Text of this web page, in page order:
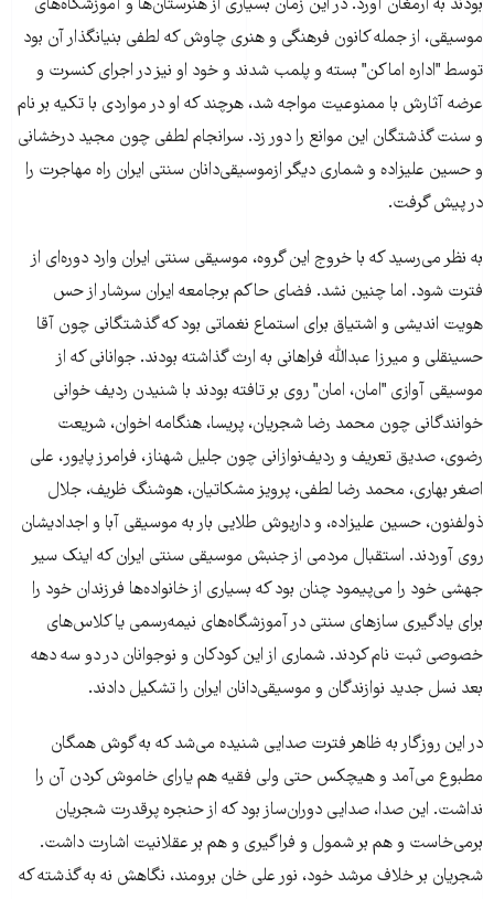
بودند به ارمغان آورد. در این زمان بسیاری از هنرستان‌ها و آموزشگاه‌های
موسیقی، از جمله کانون فرهنگی و هنری چاوش که لطفی بنیانگذار آن بود
توسط "اداره اماکن" بسته و پلمب شدند و خود او نیز در اجرای کنسرت و
عرضه آثارش با ممنوعیت مواجه شد، هرچند که او در مواردی با تکیه بر نام
و سنت گذشتگان این موانع را دور زد. سرانجام لطفی چون مجید درخشانی
و حسین علیزاده و شماری دیگر ازموسیقی‌دانان سنتی ایران راه مهاجرت را
در پیش گرفت.
به نظر می‌رسید که با خروج این گروه، موسیقی سنتی ایران وارد دوره‌ای از
فترت شود. اما چنین نشد. فضای حاکم برجامعه ایران سرشار از حس
هویت اندیشی و اشتیاق برای استماع نغماتی بود که گذشتگانی چون آقا
حسینقلی و میرزا عبدالله فراهانی به ارث گذاشته بودند. جوانانی که از
موسیقی آوازی "امان، امان" روی بر تافته بودند با شنیدن ردیف خوانی
خوانندگانی چون محمد رضا شجریان، پریسا، هنگامه اخوان، شریعت
رضوی، صدیق تعریف و ردیف‌نوازانی چون جلیل شهناز، فرامرز پایور، علی
اصغر بهاری، محمد رضا لطفی، پرویز مشکاتیان، هوشنگ ظریف، جلال
ذولفنون، حسین علیزاده، و داریوش طلایی بار به موسیقی آبا و اجدادیشان
روی آوردند. استقبال مردمی از جنبش موسیقی سنتی ایران که اینک سیر
جهشی خود را می‌پیمود چنان بود که بسیاری از خانواده‌ها فرزندان خود را
برای یادگیری سازهای سنتی در آموزشگاه‌های نیمه‌رسمی یا کلاس‌های
خصوصی ثبت نام کردند. شماری از این کودکان و نوجوانان در دو سه دهه
بعد نسل جدید نوازندگان و موسیقی‌دانان ایران را تشکیل دادند.
در این روزگار به ظاهر فترت صدایی شنیده می‌شد که به گوش همگان
مطبوع می‌آمد و هیچکس حتی ولی فقیه هم یارای خاموش کردن آن را
نداشت. این صدا، صدایی دوران‌ساز بود که از حنجره پرقدرت شجریان
برمی‌خاست و هم بر شمول و فراگیری و هم بر عقلانیت اشارت داشت.
شجریان بر خلاف مرشد خود، نور علی خان برومند، نگاهش نه به گذشته که